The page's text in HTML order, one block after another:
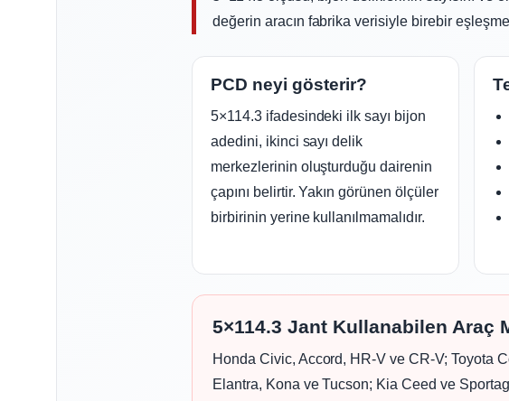
değerin aracın fabrika verisiyle birebir
PCD neyi gösterir?
5×114.3 ifadesindeki ilk sayı bijon
adedini, ikinci sayı delik
merkezlerinin oluşturduğu dairenin
çapını belirtir. Yakın görünen ölçüler
birbirinin yerine kullanılmamalıdır.
5×114.3 Jant Kullanabilen Araç
Honda Civic, Accord, HR-V ve CR-V; Toyota
Elantra, Kona ve Tucson; Kia Ceed ve